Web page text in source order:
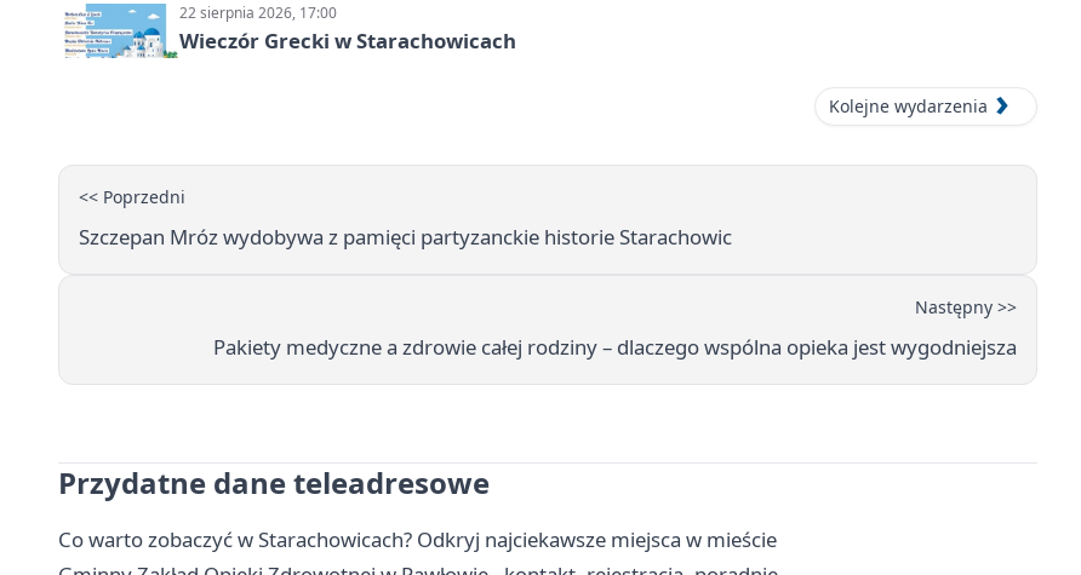
22 sierpnia 2026, 17:00
Wieczór Grecki w Starachowicach
Kolejne wydarzenia
<< Poprzedni
Szczepan Mróz wydobywa z pamięci partyzanckie historie Starachowic
Następny >>
Pakiety medyczne a zdrowie całej rodziny – dlaczego wspólna opieka jest wygodniejsza
Przydatne dane teleadresowe
Co warto zobaczyć w Starachowicach? Odkryj najciekawsze miejsca w mieście